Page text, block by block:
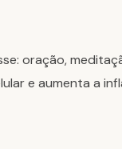
oração,
e aumenta a